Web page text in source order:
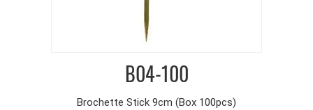
B04-100
Brochette Stick 9cm (Box 100pcs)